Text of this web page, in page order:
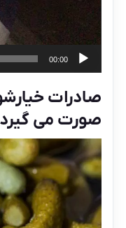
00:00
صادرات
صورت می